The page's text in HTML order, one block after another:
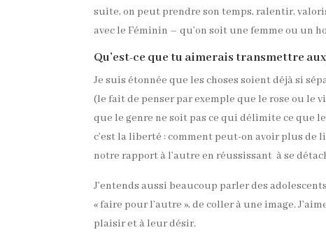
suite, on peut prendre son temps, ralentir,
avec le Féminin – qu’on soit une femme ou un
Qu’est-ce que tu aimerais transmettre
Je suis étonnée que les choses soient déjà si
(le fait de penser par exemple que le rose ou le
que le genre ne soit pas ce qui délimite ce que
c’est la liberté : comment peut-on avoir plus de
notre rapport à l’autre en réussissant à se
J’entends aussi beaucoup parler des
« faire pour l’autre », de coller à une image.
plaisir et à leur désir.